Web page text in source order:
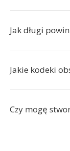
Jak długi
Jakie kodeki
Czy mogę